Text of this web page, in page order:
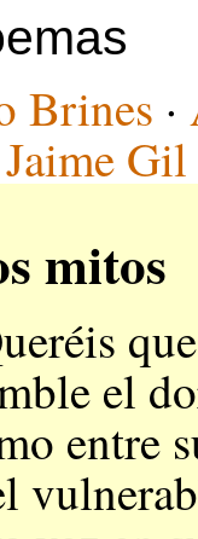
Brines ·
Jaime
mitos
el
entre